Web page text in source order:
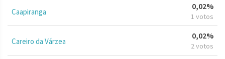
Caapiranga
0,02%
1 votos
Careiro da Várzea
0,02%
2 votos